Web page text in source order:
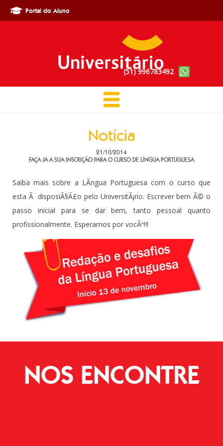
(51) 996783492
Portal do Aluno
Notícia
21/10/2014
FAÇA JÁ A SUA INSCRIÇÃO PARA O CURSO DE LÍNGUA PORTUGUESA
Saiba mais sobre a LÃ­ngua Portuguesa com o curso que
esta Ã disposiÃ§Ã£o pelo UniversitÃ¡rio. Escrever bem Ã© o
passo inicial para se dar bem, tanto pessoal quanto
profissionalmente. Esperamos por vocÃª!!!
NOS ENCONTRE